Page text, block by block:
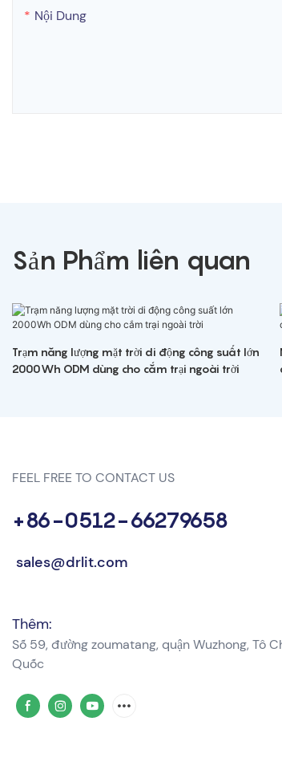
Nội Dung
Sản Phẩm liên quan
Trạm năng lượng mặt trời di động công suất lớn
2000Wh ODM dùng cho cắm trại ngoài trời
FEEL FREE TO CONTACT US
+86-0512-66279658
sales@drlit.com
Thêm:
Số 59, đường zoumatang, quận Wuzhong, Tô
Quốc